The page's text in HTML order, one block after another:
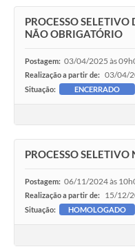
PROCESSO
NÃO OBRIGATÓRIO
Postagem: 03/04/2025 às
Realização a partir de: 03/04/
Situação: ENCERRADO
PROCESSO
Postagem: 06/11/2024 às
Realização a partir de: 15/12/
Situação: HOMOLOGADO